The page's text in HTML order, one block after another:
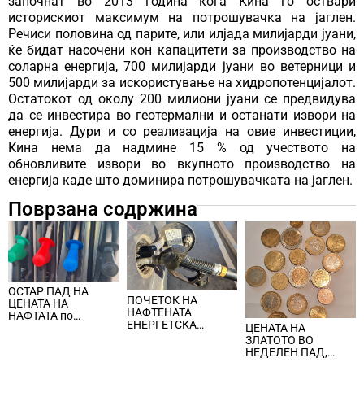
историскиот максимум на потрошувачка на јаглен.
Речиси половина од парите, или илјада милијарди јуани,
ќе бидат насочени кон капацитети за производство на
соларна енергија, 700 милијарди јуани во ветерници и
500 милијарди за искористување на хидропотенцијалот.
Остатокот од околу 200 милиони јуани се предвидува
да се инвестира во геотермални и останати извори на
енергија. Дури и со реализација на овие инвестиции,
Кина нема да надмине 15 % од учеството на
обновливите извори во вкупното производство на
енергија каде што доминира потрошувачката на јаглен.
Поврзана содржина
ОСТАР ПАД НА
ЦЕНАТА НА
НАФТАТА по
ПОЧЕТОК НА
НАФТЕНАТА
ЕНЕРГЕТСКА
ЦЕНАТА НА
ЗЛАТОТО ВО
НЕДЕЛЕН ПАД,